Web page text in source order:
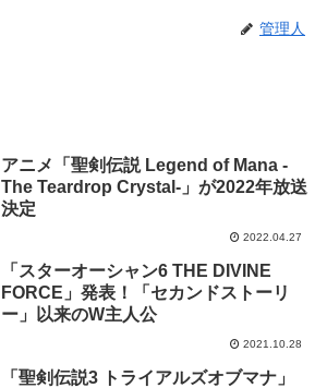
管理人
アニメ「聖剣伝説 Legend of Mana -
The Teardrop Crystal-」が2022年放送
決定
2022.04.27
「スターオーシャン6 THE DIVINE
FORCE」発表！「セカンドストーリ
ー」以来のW主人公
2021.10.28
「聖剣伝説3 トライアルズオブマナ」